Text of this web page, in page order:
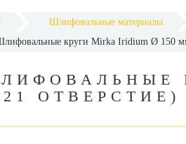
Шлифовальные материалы
круги Mirka Iridium Ø 150
ОТВЕРСТИЕ)